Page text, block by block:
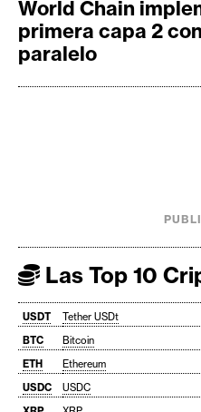
World Chain
primera capa 2
paralelo
Las Top 10
USDT Tether USDt
BTC
Bitcoin
ETH
Ethereum
USDC
USDC